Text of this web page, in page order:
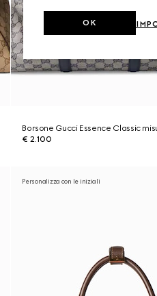
Borsone Gucci Essence Classic
€ 2.100
Personalizza con le iniziali
OK